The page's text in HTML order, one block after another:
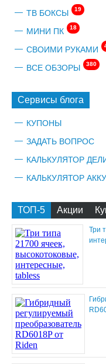
19
ТВ БОКСЫ
18
МИНИ ПК
СВОИМИ РУКАМИ
380
ВСЕ ОБЗОРЫ
Сервисы блога
КУПОНЫ
ЗАДАТЬ ВОПРОС
КАЛЬКУЛЯТОР
КАЛЬКУЛЯТОР
ТОП-5 Акции
Три